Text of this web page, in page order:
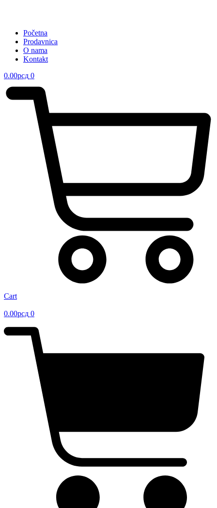
Početna
Prodavnica
O nama
Kontakt
0.00рсд 0
Cart
0.00рсд 0